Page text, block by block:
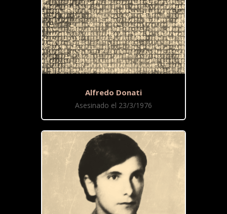
Alfredo Donati
Asesinado el 23/3/1976